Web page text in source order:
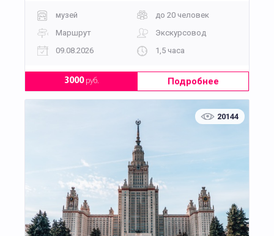
музей
до 20 человек
Маршрут
Экскурсовод
09.08.2026
1,5 часа
3000руб. Подробнее
20144